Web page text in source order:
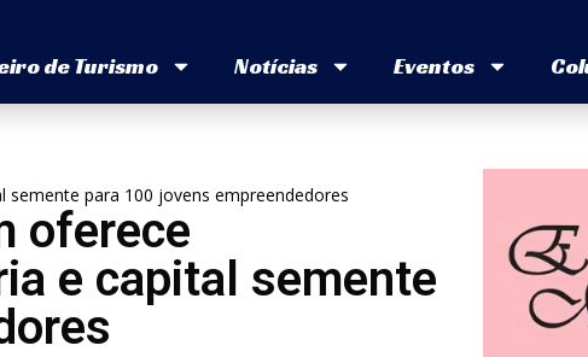
de Turismo Notícias Eventos
para 100 jovens empreendedores
oferece
e capital semente